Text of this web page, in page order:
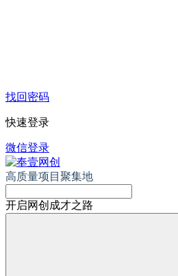
找回密码
快速登录
微信登录
高质量项目聚集地
开启网创成才之路